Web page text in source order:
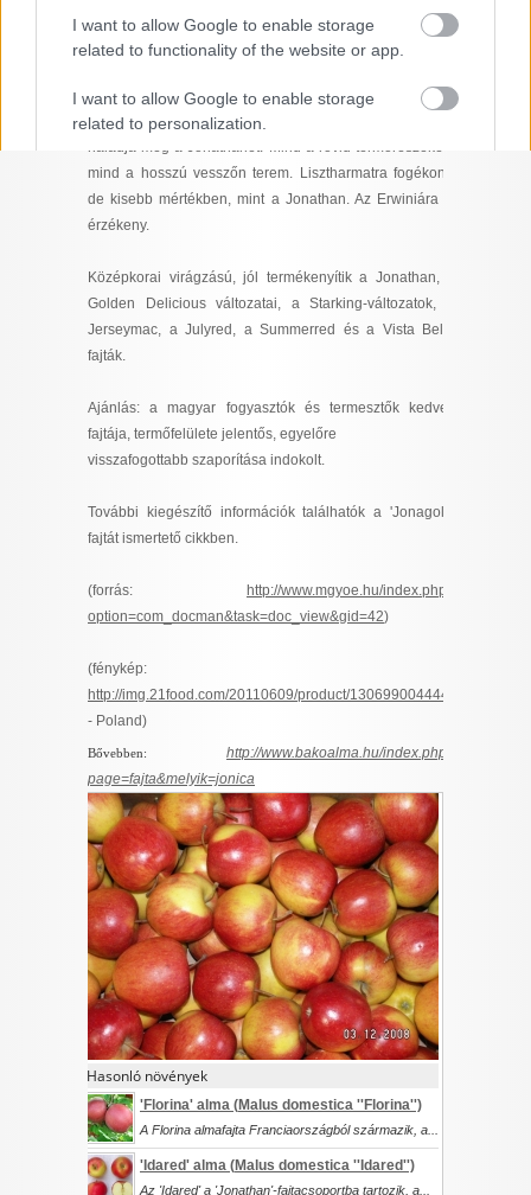
I want to allow Google to enable storage
related to functionality of the website or app.
I want to allow Google to enable storage
related to personalization.
I want to allow Google to enable storage
related to security, including authentication
functionality and fraud prevention, and other
CONFIRM
Data Deletion Data Access
fedőszín, mely mosott és sötétebb árnyalatú. Szedését a
világospiros fedőszín kialakulásához kell időzíteni, ez
menetben szüretelhető.
A korona alapterületre számított terméshozama 60%-kal
haladja meg a Jonathanét. Mind a rövid termőrészeken,
mind a hosszú vesszőn terem. Lisztharmatra fogékony,
de kisebb mértékben, mint a Jonathan. Az Erwiniára is
érzékeny.
Középkorai virágzású, jól termékenyítik a Jonathan, a
Golden Delicious változatai, a Starking-változatok, a
Jerseymac, a Julyred, a Summerred és a Vista Bella
fajták.
Ajánlás: a magyar fogyasztók és termesztők kedvelt
fajtája, termőfelülete jelentős, egyelőre
visszafogottabb szaporítása indokolt.
További kiegészítő információk találhatók a 'Jonagold'
fajtát ismertető cikkben.
(forrás:
http://www.mgyoe.hu/index.php?
option=com_docman&task=doc_view&gid=42)
(fénykép:
http://img.21food.com/20110609/product/1306990044442.jpg
- Poland)
Bővebben: http://www.bakoalma.hu/index.php?
page=fajta&melyik=jonica
Hasonló növények
'Florina' alma (Malus domestica ''Florina'')
A Florina almafajta Franciaországból származik, a...
'Idared' alma (Malus domestica ''Idared'')
Az 'Idared' a 'Jonathan'-fajtacsoportba tartozik, a...